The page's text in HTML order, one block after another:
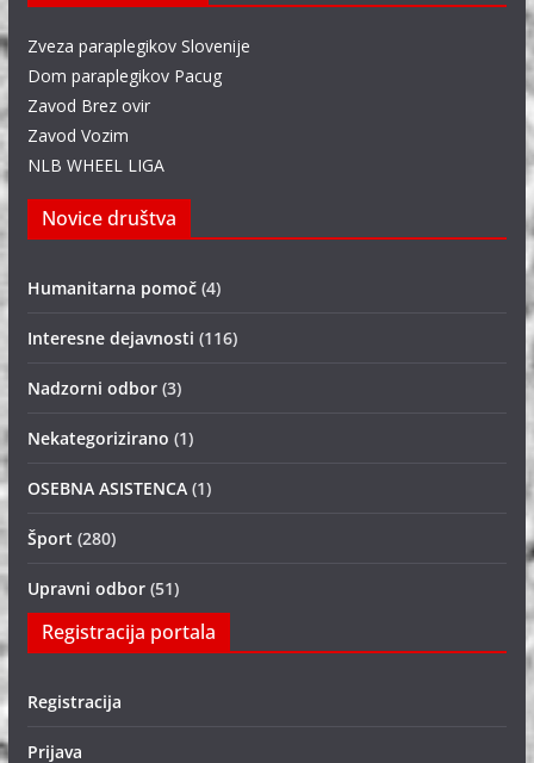
Zveza paraplegikov Slovenije
Dom paraplegikov Pacug
Zavod Brez ovir
Zavod Vozim
NLB WHEEL LIGA
Novice društva
Humanitarna pomoč(4)
Interesne dejavnosti (116)
Nadzorni odbor(3)
Nekategorizirano (1)
OSEBNA ASISTENCA(1)
Šport (280)
Upravni odbor(51)
Registracija portala
Registracija
Prijava